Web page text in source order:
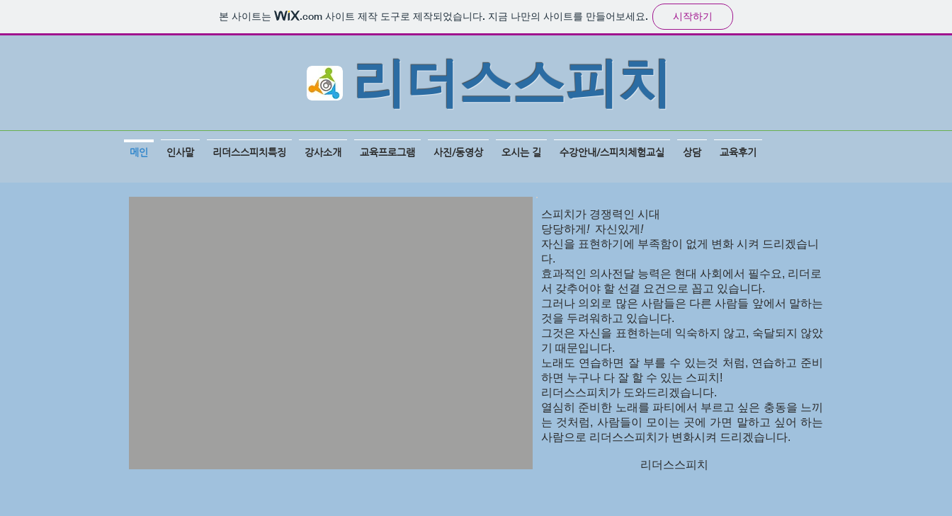
본 사이트는 .com 사이트 제작 도구로 제작되었습니다. 지금 나만의 사이트를 만들어보세요. 시작하기
​리더스스피치
메인 인사말 리더스스피치특징 강사소개 교육프로그램 사진/동영상 오시는 길 수강안내/스피치체험교실 상담 교육후기
스피치가 경쟁력인 시대
당당하게 !자신있게 !
자신을 표현하기에 부족함이 없게 변화 시켜 드리겠습니
다.
효과적인 의사전달 능력은 현대 사회에서 필수요, 리더로
서 갖추어야 할 선결 요건으로 꼽고 있습니다.
그러나 의외로 많은 사람들은 다른 사람들 앞에서 말하는
것을 두려워하고 있습니다.
그것은 자신을 표현하는데 익숙하지 않고, 숙달되지 않았
기 때문입니다.
노래도 연습하면 잘 부를 수 있는것 처럼, 연습하고 준비
하면 누구나 다 잘 할 수 있는 스피치!
리더스스피치가 도와드리겠습니다.
열심히 준비한 노래를 파티에서 부르고 싶은 충동을 느끼
는 것처럼, 사람들이 모이는 곳에 가면 말하고 싶어 하는
사람으로 리더스스피치가 변화시켜 드리겠습니다.
리더스스피치